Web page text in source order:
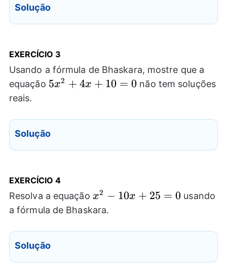
Solução
EXERCÍCIO 3
Usando a fórmula de Bhaskara, mostre que a
equação 5x^2+4x+10=0
5x2 + 4x + 10 = 0 não tem soluções
reais.
Solução
EXERCÍCIO 4
Resolva a equação x^2-
10x+25=0
x2 − 10x + 25 = 0 usando
a fórmula de Bhaskara.
Solução